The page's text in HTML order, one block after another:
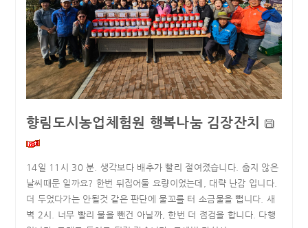
향림도시농업체험원 행복나눔 김장잔치
14일 11시 30 분. 생각보다 배추가 빨리 절여졌습니다. 춥지 않은
날씨때문 일까요? 한번 뒤집어둘 요량이었는데, 대략 난감 입니다.
더 두었다가는 안될것 같은 판단에 물꼬를 터 소금물을 뺍니다. 새
벽 2시. 너무 빨리 물을 뺀건 아닐까, 한번 더 점검을 합니다. 다행